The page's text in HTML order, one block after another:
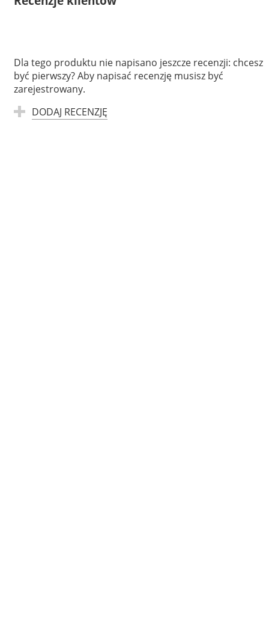
Dla tego produktu nie napisano jeszcze recenzji: chcesz
być pierwszy? Aby napisać recenzję musisz być
zarejestrowany.
DODAJ RECENZJĘ